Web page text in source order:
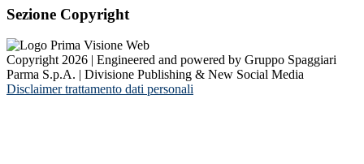
Sezione Copyright
Copyright 2026 | Engineered and powered by Gruppo Spaggiari
Parma S.p.A. | Divisione Publishing & New Social Media
Disclaimer trattamento dati personali